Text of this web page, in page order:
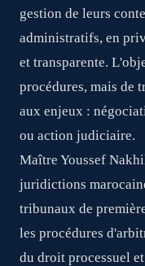
gestion de leurs
administratifs, en
et transparente.
procédures, mais de
aux enjeux :
ou action judiciaire.
Maître Youssef
juridictions
tribunaux de
les procédures
du droit processuel